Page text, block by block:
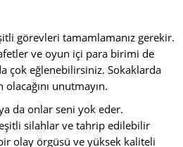
görevleri tamamlamanız gerekir.
ve oyun içi para birimi de
çok eğlenebilirsiniz. Sokaklarda
unutmayın.
da onlar seni yok eder.
silahlar ve tahrip edilebilir
olay örgüsü ve yüksek kaliteli